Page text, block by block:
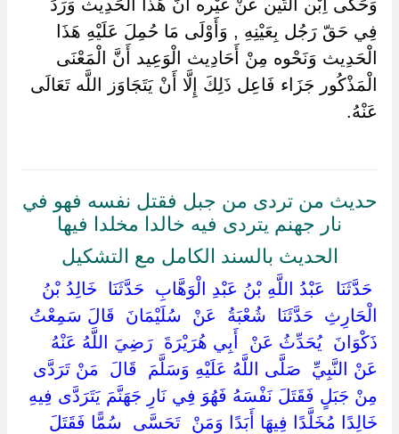
وَحَكَى اِبْن التِّين عَنْ غَيْره أَنَّ هَذَا الْحَدِيث وَرَدَ
فِي حَقّ رَجُل بِعَيْنِهِ , وَأَوْلَى مَا حُمِلَ عَلَيْهِ هَذَا
الْحَدِيث وَنَحْوه مِنْ أَحَادِيث الْوَعِيد أَنَّ الْمَعْنَى
الْمَذْكُور جَزَاء فَاعِل ذَلِكَ إِلَّا أَنْ يَتَجَاوَز اللَّه تَعَالَى
عَنْهُ.
حديث من تردى من جبل فقتل نفسه فهو في
نار جهنم يتردى فيه خالدا مخلدا فيها
الحديث بالسند الكامل مع التشكيل
‏ ‏حَدَّثَنَا ‏ ‏عَبْدُ اللَّهِ بْنُ عَبْدِ الْوَهَّابِ ‏ ‏حَدَّثَنَا ‏ ‏خَالِدُ بْنُ
الْحَارِثِ ‏ ‏حَدَّثَنَا ‏ ‏شُعْبَةُ ‏ ‏عَنْ ‏ ‏سُلَيْمَانَ ‏ ‏قَالَ سَمِعْتُ ‏
‏ذَكْوَانَ ‏ ‏يُحَدِّثُ عَنْ ‏ ‏أَبِي هُرَيْرَةَ ‏ ‏رَضِيَ اللَّهُ عَنْهُ ‏
‏عَنْ النَّبِيِّ ‏ ‏صَلَّى اللَّهُ عَلَيْهِ وَسَلَّمَ ‏ ‏قَالَ ‏ ‏مَنْ تَرَدَّى
مِنْ جَبَلٍ فَقَتَلَ نَفْسَهُ فَهُوَ فِي نَارِ جَهَنَّمَ يَتَرَدَّى فِيهِ
خَالِدًا مُخَلَّدًا فِيهَا أَبَدًا وَمَنْ ‏ ‏تَحَسَّى ‏ ‏سُمًّا فَقَتَلَ